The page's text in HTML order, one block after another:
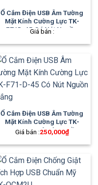
Ổ Cắm Điện USB Âm Tường
Mặt Kính Cường Lực TK-
F71D-45 Có Nút Nguồn
Giá bán :
Ổ Cắm Điện USB Âm Tường
Mặt Kính Cường Lực TK-
F71-D-45 Có Nút Nguồn
Giá bán :250,000₫